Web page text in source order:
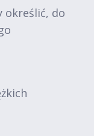
określić, do